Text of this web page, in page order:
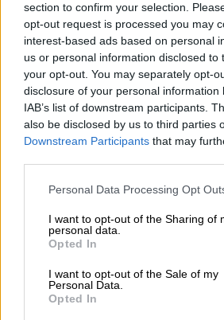
section to confirm your selection.
opt-out request is processed you may
interest-based ads based on personal
us or personal information disclosed to
your opt-out. You may separately opt-
disclosure of your personal information
IAB’s list of downstream participants.
also be disclosed by us to third parties
Downstream Participants that may
Please note that this website/app uses
not limited to your visit or usage
grant or deny consent to Google and
use your data for below specified
consent section.
Personal Data Processing Opt
I want to opt-out of the Sharing of
personal data.
Opted In
I want to opt-out of the Sale of my
Personal Data.
Opted In
500 γρ. αλεύρι (μισό
ολικής άλεσης)
320 γρ. χλιαρό νερό
12 γρ. (1½ φακελάκι)
1 ½ κ.γ. ζάχαρη
1 ½ κ.γ. αλάτι
1 κ.σ. μαγειρική σόδα
1 ασπράδι αυγού για
σουσάμι ή
Υλικά για το γουακαμόλε:
2 αβοκάντο (ώριμα)
1 τομάτα (χωρίς